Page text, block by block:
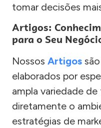
tomar decisões
Artigos:
para o Seu
Nossos Artigos
elaborados por
ampla variedade
diretamente o
estratégias de